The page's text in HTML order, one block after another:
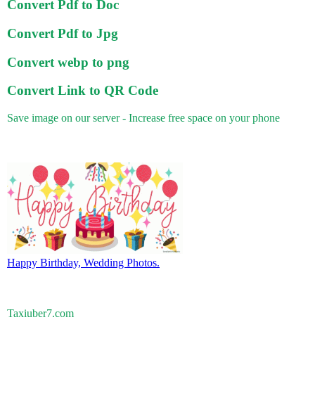
Convert Pdf to Doc
Convert Pdf to Jpg
Convert webp to png
Convert Link to QR Code
Save image on our server - Increase free space on your phone
Happy Birthday, Wedding Photos.
Taxiuber7.com